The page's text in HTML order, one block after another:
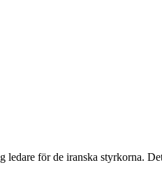
ledare för de iranska styrkorna.